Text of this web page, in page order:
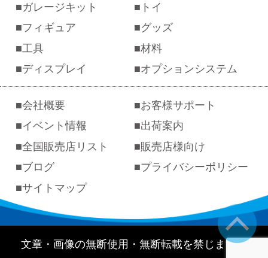
ガレージキット
トイ
フィギュア
グッズ
工具
材料
ディスプレイ
オプションシステム
会社概要
お客様サポート
イベント情報
出荷案内
全国販売店リスト
販売店様向け
ブログ
プライバシーポリシー
サイトマップ
文章・画像の無断使用・無断転載を禁じます。